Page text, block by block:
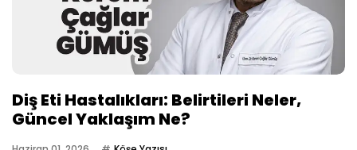
Diş Eti Hastalıkları: Belirtileri Neler,
Güncel Yaklaşım Ne?